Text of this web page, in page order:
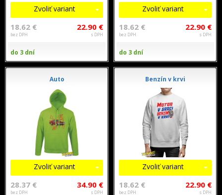
Zvoliť variant
18.62 €
bez DPH
22.90 €
s DPH
do 3 dní
Zvoliť variant
18.62 €
bez DPH
22.90 €
s DPH
do 3 dní
Auto
Zvoliť variant
28.37 €
bez DPH
34.90 €
s DPH
Benzín v krvi
Zvoliť variant
18.62 €
bez DPH
22.90 €
s DPH